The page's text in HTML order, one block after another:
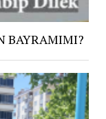
BAYRAMIMI?